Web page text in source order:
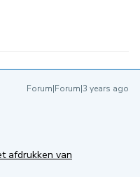
Forum|Forum|3 years ago
afdrukken van